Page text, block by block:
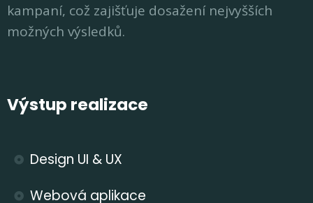
kampaní, což zajišťuje dosažení nejvyšších
možných výsledků.
Výstup realizace
Design UI & UX
Webová aplikace